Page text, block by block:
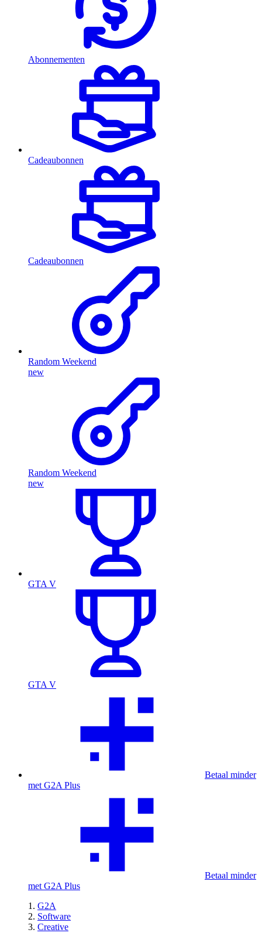
Abonnementen
Cadeaubonnen
Cadeaubonnen
Random Weekend
new
Random Weekend
new
GTA V
GTA V
Betaal minder
met G2A Plus
Betaal minder
met G2A Plus
G2A
Software
Creative